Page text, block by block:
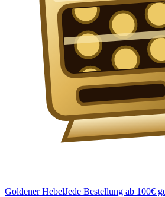
Goldener HebelJede Bestellung ab 100€